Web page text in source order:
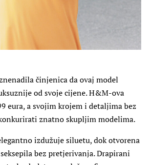
činjenica da ovaj model
od svoje cijene. H&M-ova
eura, a svojim krojem i detaljima bez
znatno skupljim modelima.
izdužuje siluetu, dok otvorena
bez pretjerivanja. Drapirani